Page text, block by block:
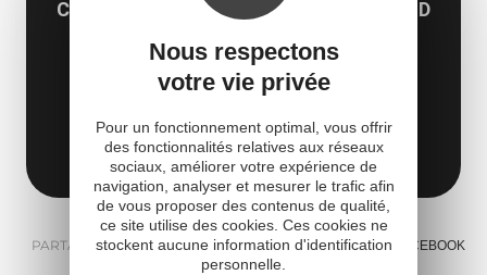
COUTELLERIE & FORGE HONORÉ DURAND
(ATELIER)
Zone artisanale La Poujade
12210 Laguiole
Obtenir l'itinéraire
PARTAGER : E-MAIL MESSENGER FACEBOOK
Nous respectons
votre vie privée
Pour un fonctionnement optimal, vous offrir
des fonctionnalités relatives aux réseaux
sociaux, améliorer votre expérience de
navigation, analyser et mesurer le trafic afin
de vous proposer des contenus de qualité,
ce site utilise des cookies. Ces cookies ne
stockent aucune information d'identification
personnelle.